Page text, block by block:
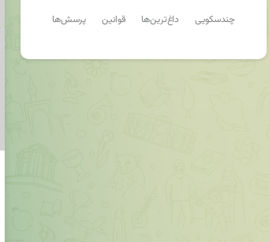
پرسش‌ها قوانین داغ‌ترین‌ها چندسکویی